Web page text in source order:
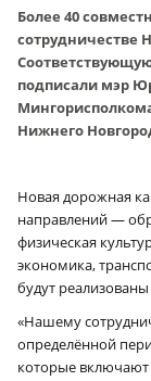
Более 40
сотрудничестве
подписали мэр
Нижнего
Новая дорожная
направлений —
физическая
экономика,
будут
«Нашему
определённой
которые